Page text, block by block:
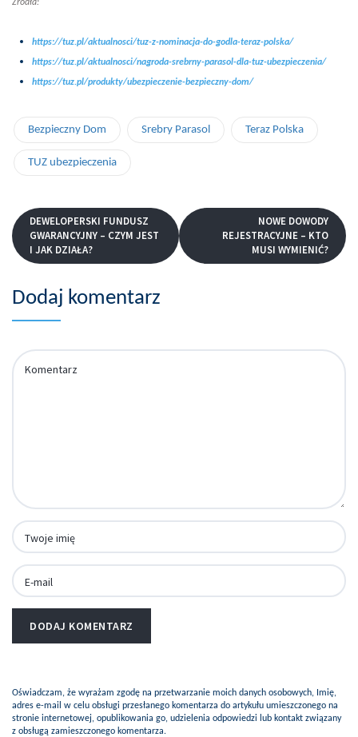
Źródła:
https://tuz.pl/aktualnosci/tuz-z-nominacja-do-godla-teraz-polska/
https://tuz.pl/aktualnosci/nagroda-srebrny-parasol-dla-tuz-ubezpieczenia/
https://tuz.pl/produkty/ubezpieczenie-bezpieczny-dom/
Bezpieczny Dom Srebry Parasol Teraz Polska
TUZ ubezpieczenia
DEWELOPERSKI FUNDUSZ
GWARANCYJNY – CZYM JEST
I JAK DZIAŁA?
NOWE DOWODY
REJESTRACYJNE – KTO
MUSI WYMIENIĆ?
Dodaj komentarz
Oświadczam, że wyrażam zgodę na przetwarzanie moich danych osobowych, Imię,
adres e-mail w celu obsługi przesłanego komentarza do artykułu umieszczonego na
stronie internetowej, opublikowania go, udzielenia odpowiedzi lub kontakt związany
z obsługą zamieszczonego komentarza.